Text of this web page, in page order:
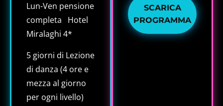
Lun-Ven pensione
completa Hotel
Miralaghi 4*
5 giorni di Lezione
di danza (4 ore e
mezza al giorno
per ogni livello)
SCARICA
PROGRAMMA